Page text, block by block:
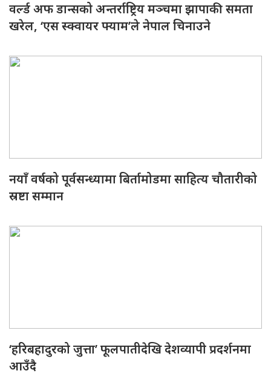
वर्ल्ड अफ डान्सको अन्तर्राष्ट्रिय मञ्चमा झापाकी समता
खरेल, ‘एस स्क्वायर फ्याम’ले नेपाल चिनाउने
नयाँ वर्षको पूर्वसन्ध्यामा बिर्तामोडमा साहित्य चौतारीको
स्रष्टा सम्मान
‘हरिबहादुरको जुत्ता’ फूलपातीदेखि देशव्यापी प्रदर्शनमा
आउँदै